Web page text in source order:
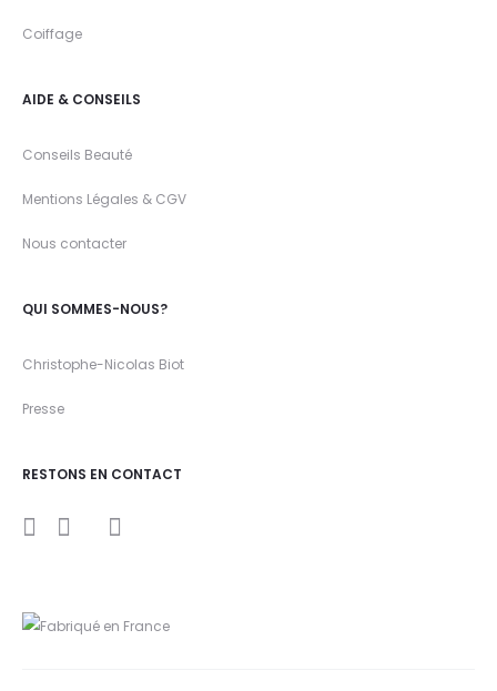
Coiffage
AIDE & CONSEILS
Conseils Beauté
Mentions Légales & CGV
Nous contacter
QUI SOMMES-NOUS?
Christophe-Nicolas Biot
Presse
RESTONS EN CONTACT
a
u
b